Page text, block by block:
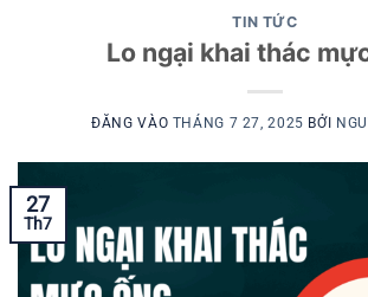
TIN TỨC
Lo ngại khai thác
ĐĂNG VÀO THÁNG 7 27, 2025 BỞI
27
Th7